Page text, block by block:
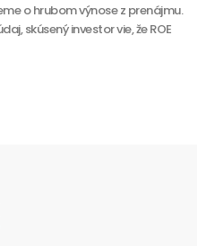
o hrubom výnose z prenájmu.
skúsený investor vie, že ROE